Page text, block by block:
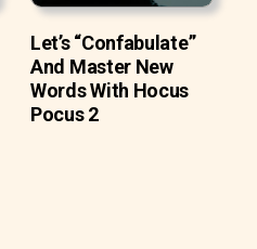
Let’s “Confabulate”
And Master New
Words With Hocus
Pocus 2